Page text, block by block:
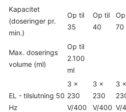
Kapacitet
(doseringer pr.
min.)
Op til
35
Op til
40
70
Max. doserings
volume (ml)
Op til
2.100
ml
EL - tilslutning 50
Hz
3 x
230
V/400
3 x
230
V/400
3 x
V/